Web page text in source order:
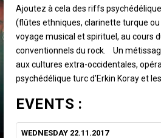
Ajoutez à cela des riffs
(flûtes ethniques, clarinette turque
voyage musical et spirituel, au cours
conventionnels du rock. Un
aux cultures extra-occidentales,
psychédélique turc d’Erkin Koray et
EVENTS :
WEDNESDAY 22.11.2017